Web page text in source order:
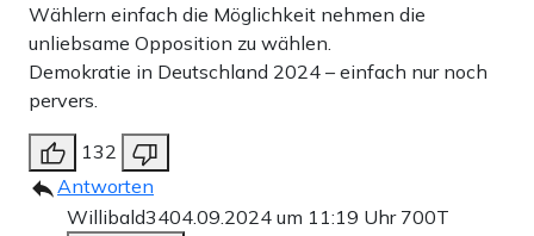
Wählern einfach die Möglichkeit nehmen die
unliebsame Opposition zu wählen.
Demokratie in Deutschland 2024 – einfach nur noch
pervers.
132
Antworten
Willibald3404.09.2024 um 11:19 Uhr 700T